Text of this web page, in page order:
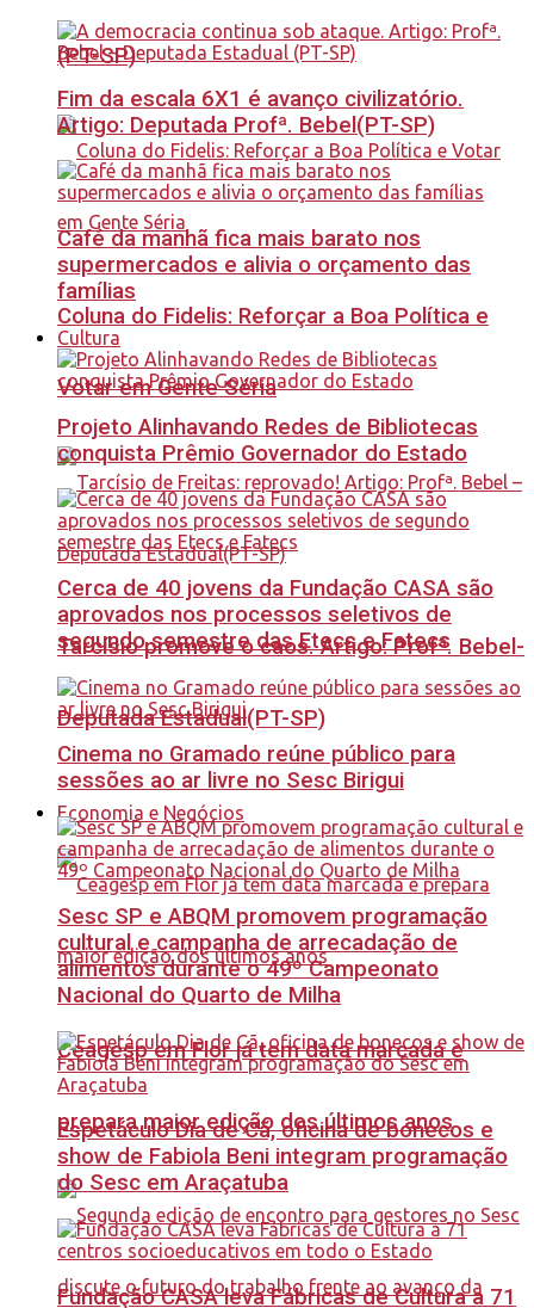
(PT-SP)
Coluna do Fidelis: Reforçar a Boa Política e
Votar em Gente Séria
Tarcísio promove o caos. Artigo: Profª. Bebel-
Deputada Estadual(PT-SP)
Economia e Negócios
Ceagesp em Flor já tem data marcada e
prepara maior edição dos últimos anos
Fim da escala 6X1 é avanço civilizatório.
Artigo: Deputada Profª. Bebel(PT-SP)
Café da manhã fica mais barato nos
supermercados e alivia o orçamento das
famílias
Cultura
Projeto Alinhavando Redes de Bibliotecas
conquista Prêmio Governador do Estado
Cerca de 40 jovens da Fundação CASA são
aprovados nos processos seletivos de
segundo semestre das Etecs e Fatecs
Cinema no Gramado reúne público para
sessões ao ar livre no Sesc Birigui
Sesc SP e ABQM promovem programação
cultural e campanha de arrecadação de
alimentos durante o 49º Campeonato
Nacional do Quarto de Milha
Espetáculo Dia de Cã, oficina de bonecos e
show de Fabiola Beni integram programação
do Sesc em Araçatuba
Fundação CASA leva Fábricas de Cultura a 71